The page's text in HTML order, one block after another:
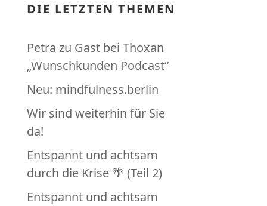
DIE LETZTEN THEMEN
Petra zu Gast bei Thoxan
„Wunschkunden Podcast“
Neu: mindfulness.berlin
Wir sind weiterhin für Sie
da!
Entspannt und achtsam
durch die Krise 🌴 (Teil 2)
Entspannt und achtsam